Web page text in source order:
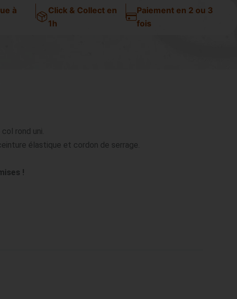
à
Click & Collect en
1h
Paiement en 2 ou 3
fois
rond uni.
élastique et cordon de serrage.
!